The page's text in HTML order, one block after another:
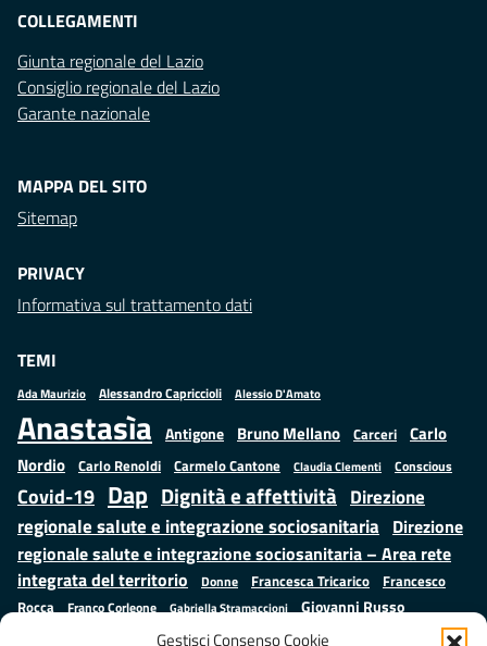
Gestisci Consenso Cookie
COLLEGAMENTI
Giunta regionale del Lazio
Consiglio regionale del Lazio
Garante nazionale
MAPPA DEL SITO
Sitemap
PRIVACY
Informativa sul trattamento dati
TEMI
Ada Maurizio Alessandro Capriccioli Alessio D'Amato
Anastasìa Antigone Bruno Mellano Carceri
Carlo
Nordio Carlo Renoldi Carmelo Cantone Claudia Clementi Conscious
Covid-19 Dap Dignità e affettività Direzione
regionale salute e integrazione sociosanitaria Direzione
regionale salute e integrazione sociosanitaria – Area rete
integrata del territorio
Donne Francesca Tricarico
Francesco
Rocca
Franco Corleone Gabriella Stramaccioni Giovanni Russo
Giuseppe Emanuele Cangemi Istruzione e cultura